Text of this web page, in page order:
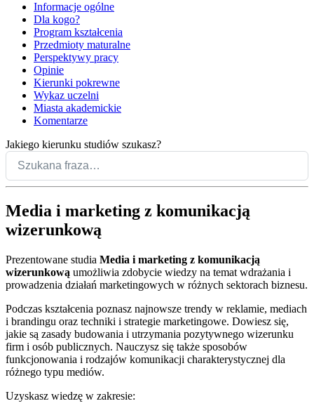
Informacje ogólne
Dla kogo?
Program kształcenia
Przedmioty maturalne
Perspektywy pracy
Opinie
Kierunki pokrewne
Wykaz uczelni
Miasta akademickie
Komentarze
Jakiego kierunku studiów szukasz?
Media i marketing z komunikacją
wizerunkową
Prezentowane studia Media i marketing z komunikacją
wizerunkową umożliwia zdobycie wiedzy na temat wdrażania i
prowadzenia działań marketingowych w różnych sektorach biznesu.
Podczas kształcenia poznasz najnowsze trendy w reklamie, mediach
i brandingu oraz techniki i strategie marketingowe. Dowiesz się,
jakie są zasady budowania i utrzymania pozytywnego wizerunku
firm i osób publicznych. Nauczysz się także sposobów
funkcjonowania i rodzajów komunikacji charakterystycznej dla
różnego typu mediów.
Uzyskasz wiedzę w zakresie: